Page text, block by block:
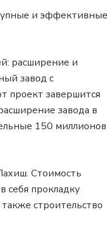
и эффективные
расширение и
завод с
проект завершится
завода в
150 миллионов
Стоимость
себя прокладку
строительство